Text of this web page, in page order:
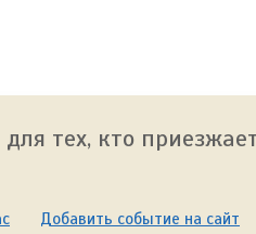
тех, кто
Добавить событие на сайт